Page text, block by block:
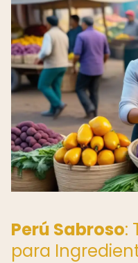
Perú Sabroso:
para